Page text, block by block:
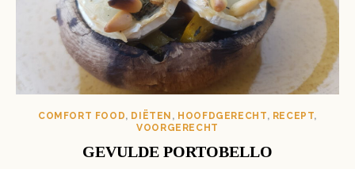
COMFORT FOOD, DIËTEN , HOOFDGERECHT, RECEPT,
VOORGERECHT
GEVULDE PORTOBELLO